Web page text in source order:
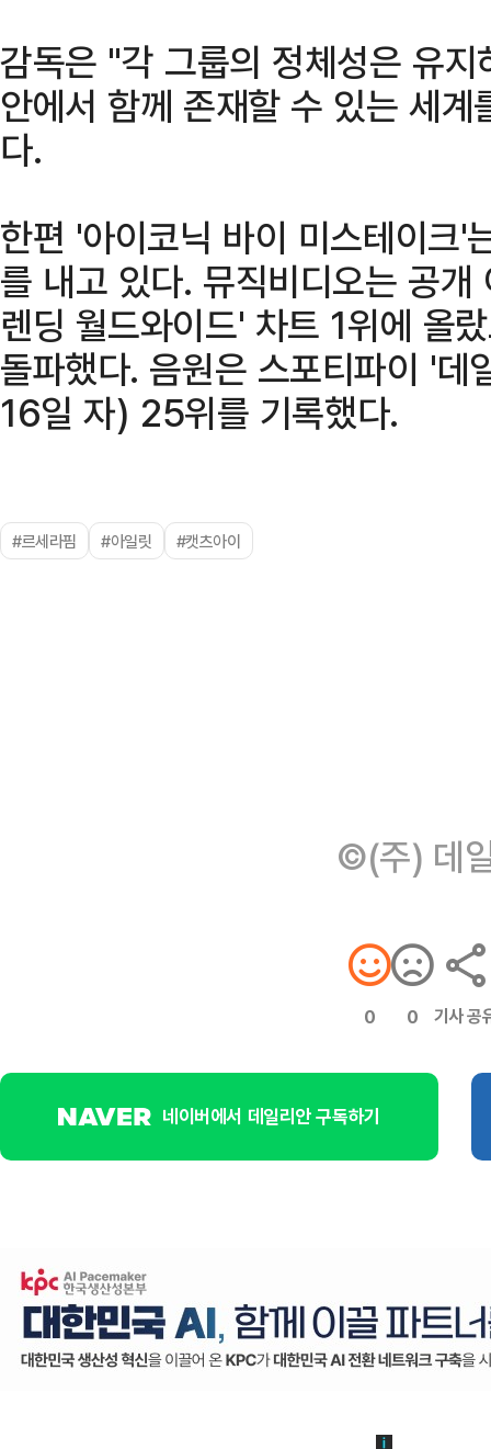
감독은 "각 그룹의 정체성은 유
안에서 함께 존재할 수 있는 세
다.
한편 '아이코닉 바이 미스테이크'
를 내고 있다. 뮤직비디오는 공
렌딩 월드와이드' 차트 1위에 올
돌파했다. 음원은 스포티파이 '
16일 자) 25위를 기록했다.
#르세라핌 #아일릿 #캣츠아이
©(주) 데
0 0 기사 공
네이버에서 데일리안 구독하기